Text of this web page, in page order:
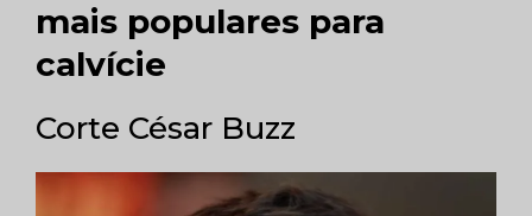
mais populares para
calvície
Corte César Buzz